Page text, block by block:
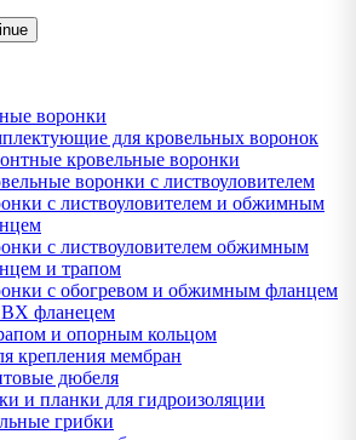
воронки
для кровельных воронок
кровельные воронки
воронки с листвоуловителем
с листвоуловителем и обжимным
с листвоуловителем обжимным
и трапом
с обогревом и обжимным фланцем
фланецем
и опорным кольцом
крепления мембран
дюбеля
и планки для гидроизоляции
грибки